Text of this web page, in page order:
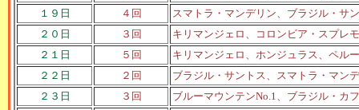
１９日
４回
スマトラ・マンデリン、ブラジル・サ
２０日
３回
キリマンジェロ、コロンビア・スプレ
２１日
５回
キリマンジェロ、ホンジュラス、ペル
２２日
２回
ブラジル・サントス、スマトラ・マン
２３日
３回
ブルーマウンテンNo.1、ブラジル・カ